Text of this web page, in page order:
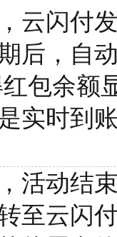
云闪付
后，自
包余额
实时到
活动结
至云闪